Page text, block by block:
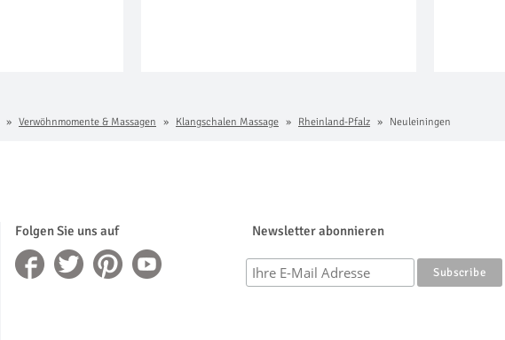
Verwöhnmomente & Massagen Klangschalen Massage Rheinland-Pfalz Neuleiningen
Folgen Sie uns auf Newsletter abonnieren